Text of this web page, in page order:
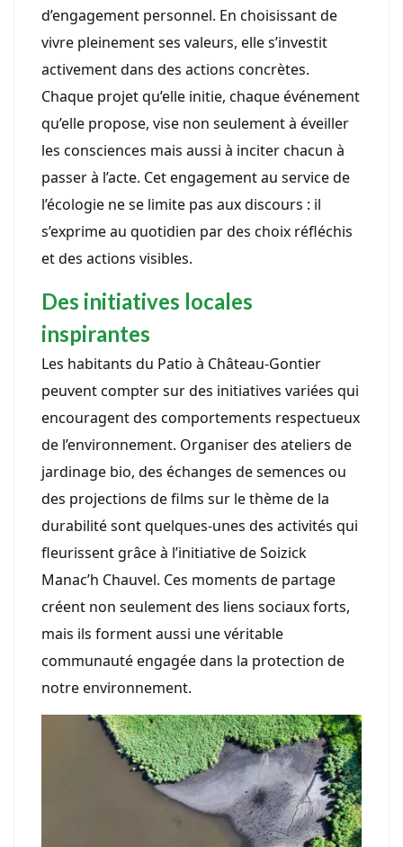
d’engagement personnel. En choisissant de
vivre pleinement ses valeurs, elle s’investit
activement dans des actions concrètes.
Chaque projet qu’elle initie, chaque événement
qu’elle propose, vise non seulement à éveiller
les consciences mais aussi à inciter chacun à
passer à l’acte. Cet engagement au service de
l’écologie ne se limite pas aux discours : il
s’exprime au quotidien par des choix réfléchis
et des actions visibles.
Des initiatives locales
inspirantes
Les habitants du Patio à Château-Gontier
peuvent compter sur des initiatives variées qui
encouragent des comportements respectueux
de l’environnement. Organiser des ateliers de
jardinage bio, des échanges de semences ou
des projections de films sur le thème de la
durabilité sont quelques-unes des activités qui
fleurissent grâce à l’initiative de Soizick
Manac’h Chauvel. Ces moments de partage
créent non seulement des liens sociaux forts,
mais ils forment aussi une véritable
communauté engagée dans la protection de
notre environnement.